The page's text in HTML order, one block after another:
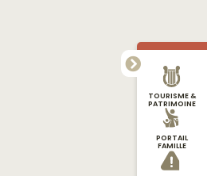
TOURISME &
PATRIMOINE
PORTAIL
FAMILLE